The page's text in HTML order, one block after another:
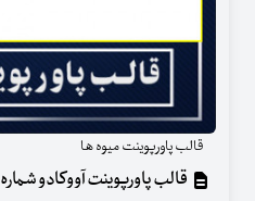
قالب پاورپوینت میوه ها
قالب پاورپوینت آووکادو شماره 7